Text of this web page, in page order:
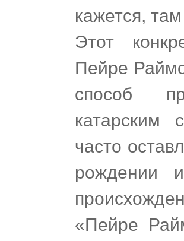
кажется,
Этот
Пейре
способ
катарским
часто
рождении
«Пейре